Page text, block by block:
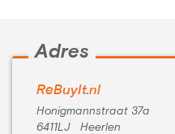
Adres
ReBuyIt.nl
Honigmannstraat 37a
6411LJ Heerlen